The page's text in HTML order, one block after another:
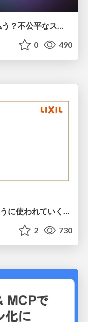
"'TSのAPI型安全”の対価は誰が払う？不公平なスキーマ駆動に終止符を打つハイブリッド戦略
0 490
Local Peer-to-Peer APIはどのように使われていくのか？
2 730